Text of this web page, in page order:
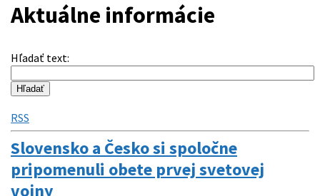
Aktuálne informácie
Hľadať text:
RSS
Slovensko a Česko si spoločne
pripomenuli obete prvej svetovej
vojny